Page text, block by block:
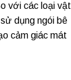
với các loại vật
dụng ngói bê
cảm giác mát